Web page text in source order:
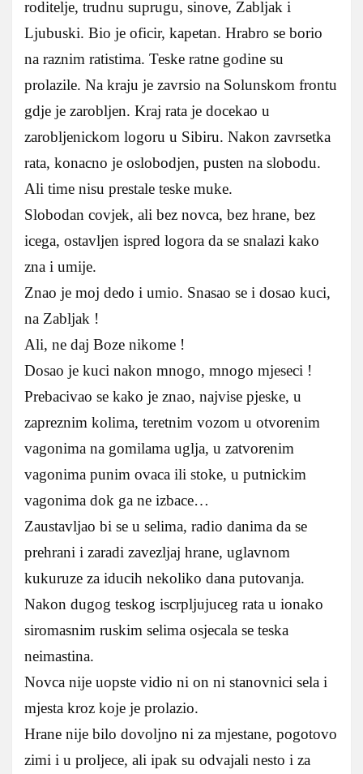
roditelje, trudnu suprugu, sinove, Zabljak i
Ljubuski. Bio je oficir, kapetan. Hrabro se borio
na raznim ratistima. Teske ratne godine su
prolazile. Na kraju je zavrsio na Solunskom frontu
gdje je zarobljen. Kraj rata je docekao u
zarobljenickom logoru u Sibiru. Nakon zavrsetka
rata, konacno je oslobodjen, pusten na slobodu.
Ali time nisu prestale teske muke.
Slobodan covjek, ali bez novca, bez hrane, bez
icega, ostavljen ispred logora da se snalazi kako
zna i umije.
Znao je moj dedo i umio. Snasao se i dosao kuci,
na Zabljak !
Ali, ne daj Boze nikome !
Dosao je kuci nakon mnogo, mnogo mjeseci !
Prebacivao se kako je znao, najvise pjeske, u
zapreznim kolima, teretnim vozom u otvorenim
vagonima na gomilama uglja, u zatvorenim
vagonima punim ovaca ili stoke, u putnickim
vagonima dok ga ne izbace…
Zaustavljao bi se u selima, radio danima da se
prehrani i zaradi zavezljaj hrane, uglavnom
kukuruze za iducih nekoliko dana putovanja.
Nakon dugog teskog iscrpljujuceg rata u ionako
siromasnim ruskim selima osjecala se teska
neimastina.
Novca nije uopste vidio ni on ni stanovnici sela i
mjesta kroz koje je prolazio.
Hrane nije bilo dovoljno ni za mjestane, pogotovo
zimi i u proljece, ali ipak su odvajali nesto i za